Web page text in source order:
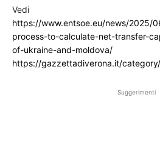
Vedi
https://www.entsoe.eu/news/2025/
process-to-calculate-net-transfer-
of-ukraine-and-moldova/
https://gazzettadiverona.it/
Suggerimenti